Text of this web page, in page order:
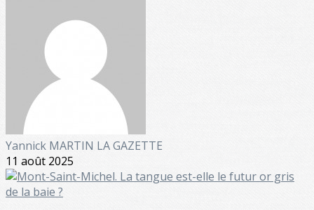
Yannick MARTIN LA GAZETTE
11 août 2025